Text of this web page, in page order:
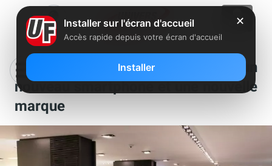
Free Mobile commercialise un
nouveau smartphone et une nouvelle
marque
✕
Installer sur l'écran d'accueil
Accès rapide depuis votre écran d'accueil
Installer